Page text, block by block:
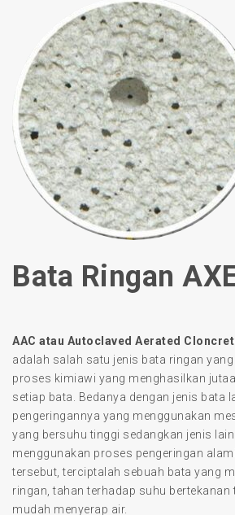
Bata Ringan
AAC atau Autoclaved Aerated
adalah salah satu jenis bata ringan
proses kimiawi yang menghasilkan
setiap bata. Bedanya dengan jenis bata
pengeringannya yang menggunakan
yang bersuhu tinggi sedangkan jenis
menggunakan proses pengeringan
tersebut, terciptalah sebuah bata yang
ringan, tahan terhadap suhu bertekanan
mudah menyerap air.